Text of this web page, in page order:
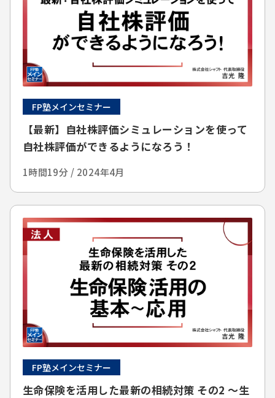
FP塾メインセミナー
【最新】自社株評価シミュレーションを使って
自社株評価ができるようになろう！
1時間19分 / 2024年4月
FP塾メインセミナー
生命保険を活用した最新の相続対策 その2 ～生